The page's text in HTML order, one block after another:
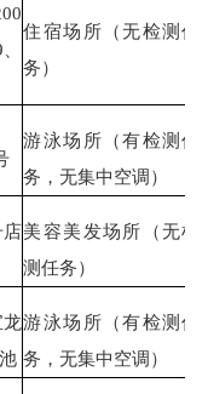
住宿场所（无检测任
务）
游泳场所（有检测任
务，无集中空调）
店美容美发场所（无检
测任务）
游泳场所（有检测任
务，无集中空调）